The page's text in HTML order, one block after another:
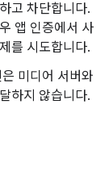
고 차단합니다.
앱 인증에서 사
를 시도합니다.
미디어 서버와
하지 않습니다.